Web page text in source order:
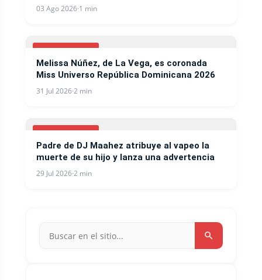
03 Ago 2026·1 min
ESPECTACULOS
Melissa Núñez, de La Vega, es coronada
Miss Universo República Dominicana 2026
31 Jul 2026·2 min
ESPECTACULOS
Padre de DJ Maahez atribuye al vapeo la
muerte de su hijo y lanza una advertencia
29 Jul 2026·2 min